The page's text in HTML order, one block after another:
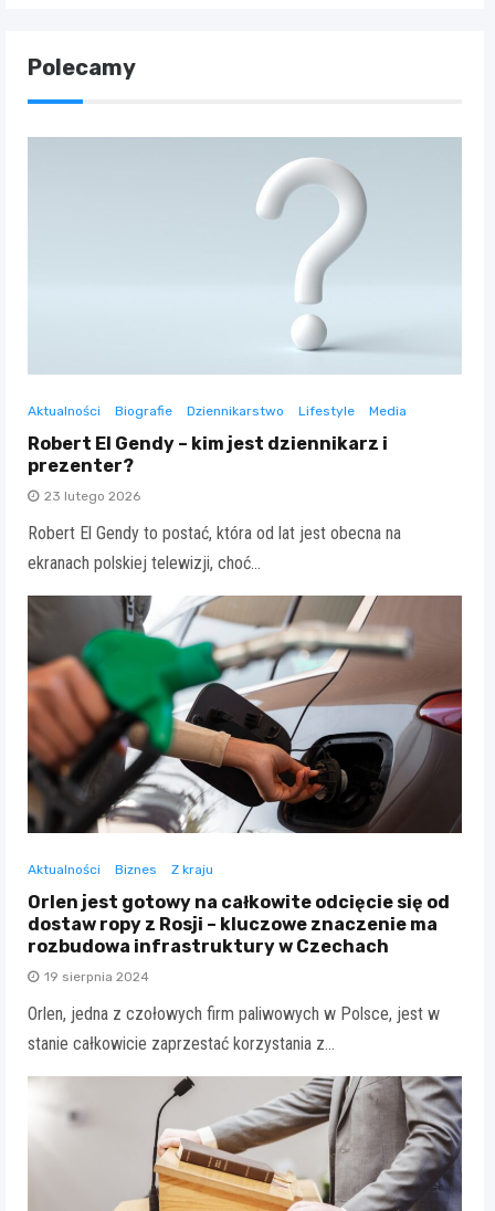
Polecamy
Aktualności Biografie Dziennikarstwo Lifestyle Media
Robert El Gendy – kim jest dziennikarz i
prezenter?
23 lutego 2026
Robert El Gendy to postać, która od lat jest obecna na
ekranach polskiej telewizji, choć…
Aktualności Biznes Z kraju
Orlen jest gotowy na całkowite odcięcie się od
dostaw ropy z Rosji – kluczowe znaczenie ma
rozbudowa infrastruktury w Czechach
19 sierpnia 2024
Orlen, jedna z czołowych firm paliwowych w Polsce, jest w
stanie całkowicie zaprzestać korzystania z…